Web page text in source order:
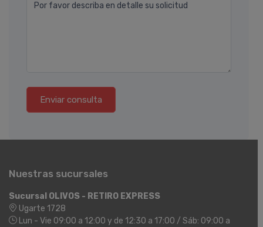
Por favor describa en detalle su solicitud
Enviar consulta
Nuestras sucursales
Sucursal OLIVOS - RETIRO EXPRESS
Ugarte 1728
Lun - Vie 09:00 a 12:00 y de 12:30 a 17:00 / Sáb: 09:00 a